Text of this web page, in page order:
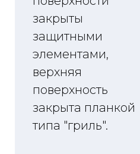
закрыты
защитными
элементами,
верхняя
поверхность
закрыта планкой
типа "гриль".